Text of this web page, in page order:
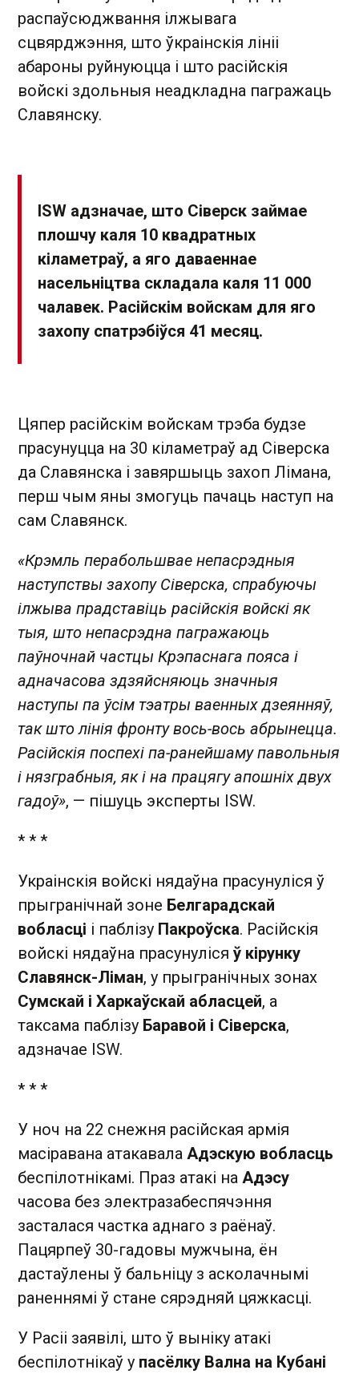
распаўсюджвання ілжывага
сцвярджэння, што ўкраінскія лініі
абароны руйнуюцца і што расійскія
войскі здольныя неадкладна пагражаць
Славянску.
ISW адзначае, што Сіверск займае
плошчу каля 10 квадратных
кіламетраў, а яго даваеннае
насельніцтва складала каля 11 000
чалавек. Расійскім войскам для яго
захопу спатрэбіўся 41 месяц.
Цяпер расійскім войскам трэба будзе
прасунуцца на 30 кіламетраў ад Сіверска
да Славянска і завяршыць захоп Лімана,
перш чым яны змогуць пачаць наступ на
сам Славянск.
«Крэмль перабольшвае непасрэдныя
наступствы захопу Сіверска, спрабуючы
ілжыва прадставіць расійскія войскі як
тыя, што непасрэдна пагражаюць
паўночнай частцы Крэпаснага пояса і
адначасова здзяйсняюць значныя
наступы па ўсім тэатры ваенных дзеянняў,
так што лінія фронту вось-вось абрынецца.
Расійскія поспехі па-ранейшаму павольныя
і нязграбныя, як і на працягу апошніх двух
гадоў», — пішуць эксперты ISW.
* * *
Украінскія войскі нядаўна прасунуліся ў
прыгранічнай зоне Белгарадскай
вобласці і паблізу Пакроўска. Расійскія
войскі нядаўна прасунуліся ў кірунку
Славянск-Ліман, у прыгранічных зонах
Сумскай і Харкаўскай абласцей, а
таксама паблізу Баравой і Сіверска,
адзначае ISW.
* * *
У ноч на 22 снежня расійская армія
масіравана атакавала Адэскую вобласць
беспілотнікамі. Праз атакі на Адэсу
часова без электразабеспячэння
засталася частка аднаго з раёнаў.
Пацярпеў 30-гадовы мужчына, ён
дастаўлены ў бальніцу з асколачнымі
раненнямі ў стане сярэдняй цяжкасці.
У Расіі заявілі, што ў выніку атакі
беспілотнікаў у пасёлку Вална на Кубані